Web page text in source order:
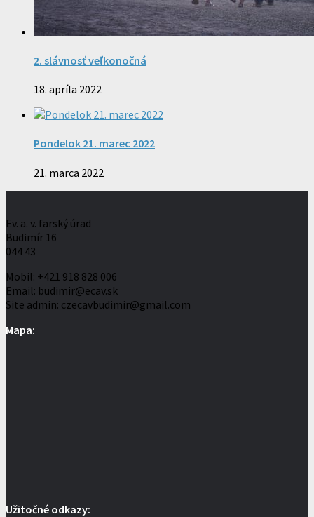
2. slávnosť veľkonočná
18. apríla 2022
Pondelok 21. marec 2022
21. marca 2022
Ev. a. v. farský úrad
Budimír 16
044 43
Mobil: +421 918 828 006
Email: budimir@ecav.sk
Site admin: czecavbudimir@gmail.com
Mapa:
Užitočné odkazy: